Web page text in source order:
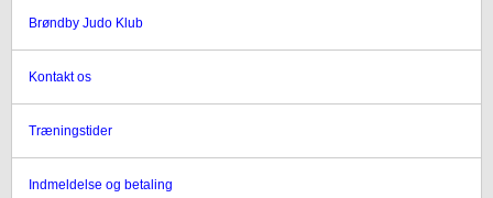
Brøndby Judo Klub
Kontakt os
Træningstider
Indmeldelse og betaling